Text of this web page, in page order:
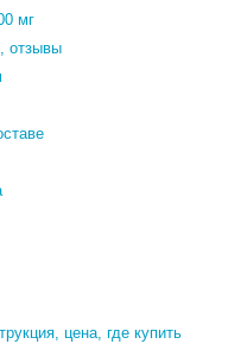
мг
отзывы
цена, где купить